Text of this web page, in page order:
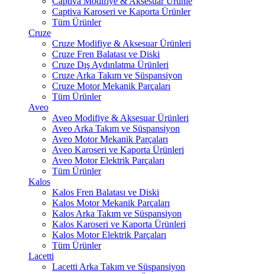
Captiva Karoseri ve Kaporta Ürünler
Tüm Ürünler
Cruze
Cruze Modifiye & Aksesuar Ürünleri
Cruze Fren Balatası ve Diski
Cruze Dış Aydınlatma Ürünleri
Cruze Arka Takım ve Süspansiyon
Cruze Motor Mekanik Parçaları
Tüm Ürünler
Aveo
Aveo Modifiye & Aksesuar Ürünleri
Aveo Arka Takım ve Süspansiyon
Aveo Motor Mekanik Parçaları
Aveo Karoseri ve Kaporta Ürünleri
Aveo Motor Elektrik Parçaları
Tüm Ürünler
Kalos
Kalos Fren Balatası ve Diski
Kalos Motor Mekanik Parçaları
Kalos Arka Takım ve Süspansiyon
Kalos Karoseri ve Kaporta Ürünleri
Kalos Motor Elektrik Parçaları
Tüm Ürünler
Lacetti
Lacetti Arka Takım ve Süspansiyon